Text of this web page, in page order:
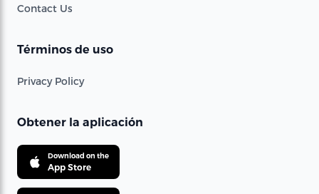
Contact Us
Términos de uso
Privacy Policy
Obtener la aplicación
Download on the
App Store